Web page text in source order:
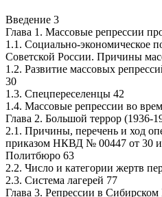
Введение 3
Глава 1. Массовые репрессии
1.1. Социально-экономическое
Советской России. Причины
1.2. Развитие массовых
30
1.3. Спецпереселенцы 42
1.4. Массовые репрессии во
Глава 2. Большой террор (1936-
2.1. Причины, перечень и ход
приказом НКВД № 00447 от 30
Политбюро 63
2.2. Число и категории жертв
2.3. Система лагерей 77
Глава 3. Репрессии в